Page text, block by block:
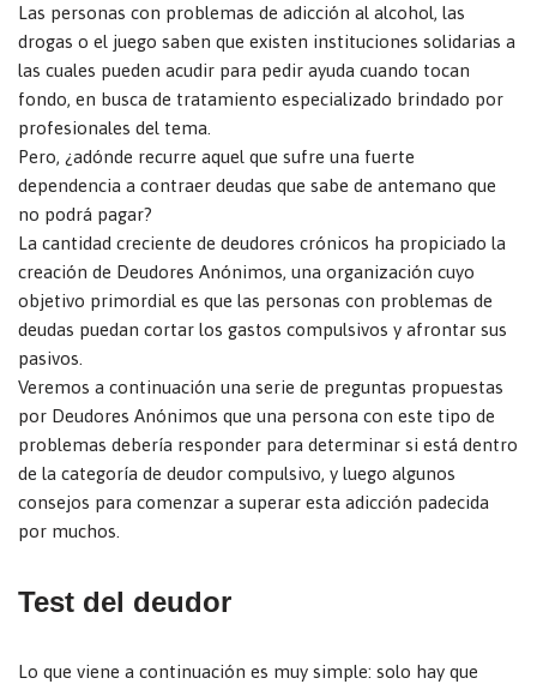
Las personas con problemas de adicción al alcohol, las
drogas o el juego saben que existen instituciones solidarias a
las cuales pueden acudir para pedir ayuda cuando tocan
fondo, en busca de tratamiento especializado brindado por
profesionales del tema.
Pero, ¿adónde recurre aquel que sufre una fuerte
dependencia a contraer deudas que sabe de antemano que
no podrá pagar?
La cantidad creciente de deudores crónicos ha propiciado la
creación de Deudores Anónimos, una organización cuyo
objetivo primordial es que las personas con problemas de
deudas puedan cortar los gastos compulsivos y afrontar sus
pasivos.
Veremos a continuación una serie de preguntas propuestas
por Deudores Anónimos que una persona con este tipo de
problemas debería responder para determinar si está dentro
de la categoría de deudor compulsivo, y luego algunos
consejos para comenzar a superar esta adicción padecida
por muchos.
Test del deudor
Lo que viene a continuación es muy simple: solo hay que